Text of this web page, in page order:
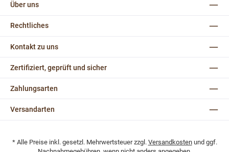
Über uns
Rechtliches
Kontakt zu uns
Zertifiziert, geprüft und sicher
Zahlungsarten
Versandarten
* Alle Preise inkl. gesetzl. Mehrwertsteuer zzgl. Versandkostenund ggf.